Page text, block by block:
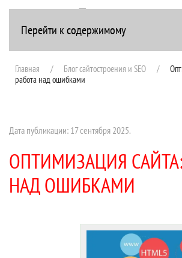
Перейти к содержимому+7(916) 107-51-99
Главная Блог сайтостроения и SEO
работа над ошибками
Дата публикации: 17 сентября 2025.
ОПТИМИЗАЦИЯ
НАД ОШИБКАМИ